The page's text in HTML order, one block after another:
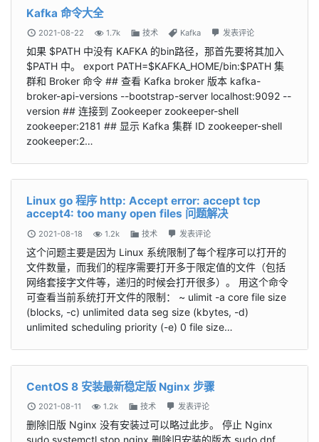
Kafka 命令大全
2021-08-22 1.7k 技术 Kafka 发表评论
如果 $PATH 中没有 KAFKA 的bin路径，那首先要将其加入
$PATH 中。 export PATH=$KAFKA_HOME/bin:$PATH 集
群和 Broker 命令 ## 查看 Kafka broker 版本 kafka-
broker-api-versions --bootstrap-server localhost:9092 --
version ## 连接到 Zookeeper zookeeper-shell
zookeeper:2181 ## 显示 Kafka 集群 ID zookeeper-shell
zookeeper:2…
Linux go 程序 http: Accept error: accept tcp
accept4: too many open files 问题解决
2021-08-18 1.2k 技术 发表评论
这个问题主要是因为 Linux 系统限制了每个程序可以打开的
文件数量，而我们的程序需要打开多于限定值的文件（包括
网络套接字文件等，递归的时候会打开很多）。 用这个命令
可查看当前系统打开文件的限制： ~ ulimit -a core file size
(blocks, -c) unlimited data seg size (kbytes, -d)
unlimited scheduling priority (-e) 0 file size…
CentOS 8 安装最新稳定版 Nginx 步骤
2021-08-11 1.2k 技术 发表评论
删除旧版 Nginx 没有安装过可以略过此步。 停止 Nginx